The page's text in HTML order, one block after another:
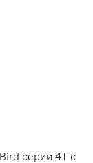
серии 4Т с